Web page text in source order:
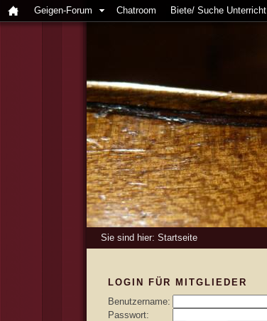
Geigen-Forum Chatroom Biete/ Suche Unterricht
Sie sind hier: Startseite
LOGIN FÜR MITGLIEDER
Benutzername:
Passwort: